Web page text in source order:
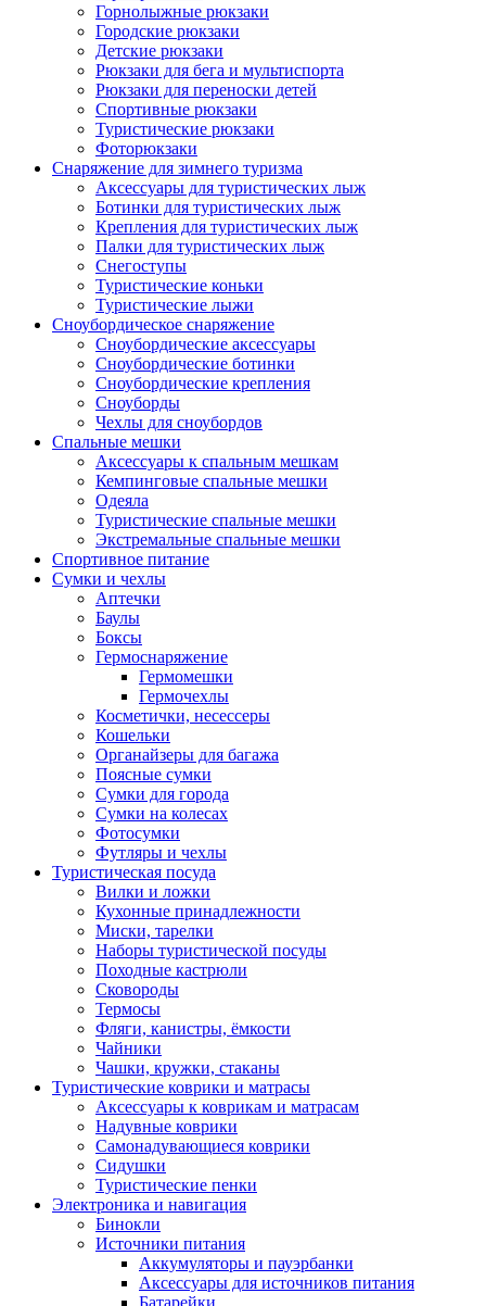
Горнолыжные рюкзаки
Городские рюкзаки
Детские рюкзаки
Рюкзаки для бега и мультиспорта
Рюкзаки для переноски детей
Спортивные рюкзаки
Туристические рюкзаки
Фоторюкзаки
Снаряжение для зимнего туризма
Аксессуары для туристических лыж
Ботинки для туристических лыж
Крепления для туристических лыж
Палки для туристических лыж
Снегоступы
Туристические коньки
Туристические лыжи
Сноубордическое снаряжение
Сноубордические аксессуары
Сноубордические ботинки
Сноубордические крепления
Сноуборды
Чехлы для сноубордов
Спальные мешки
Аксессуары к спальным мешкам
Кемпинговые спальные мешки
Одеяла
Туристические спальные мешки
Экстремальные спальные мешки
Спортивное питание
Сумки и чехлы
Аптечки
Баулы
Боксы
Гермоснаряжение
Гермомешки
Гермочехлы
Косметички, несессеры
Кошельки
Органайзеры для багажа
Поясные сумки
Сумки для города
Сумки на колесах
Фотосумки
Футляры и чехлы
Туристическая посуда
Вилки и ложки
Кухонные принадлежности
Миски, тарелки
Наборы туристической посуды
Походные кастрюли
Сковороды
Термосы
Фляги, канистры, ёмкости
Чайники
Чашки, кружки, стаканы
Туристические коврики и матрасы
Аксессуары к коврикам и матрасам
Надувные коврики
Самонадувающиеся коврики
Сидушки
Туристические пенки
Электроника и навигация
Бинокли
Источники питания
Аккумуляторы и пауэрбанки
Аксессуары для источников питания
Батарейки